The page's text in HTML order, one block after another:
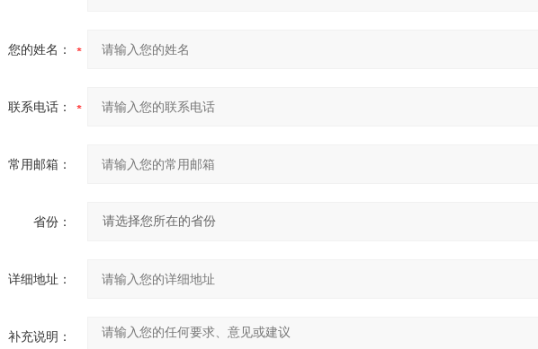
您的姓名：
联系电话：
常用邮箱：
省份：
详细地址：
补充说明：